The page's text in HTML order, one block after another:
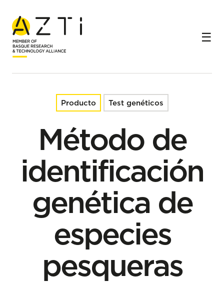
Inicio
Productos
Método de identificación genética de especies pesqueras
Producto Test genéticos
Método de
identificación
genética de
especies
pesqueras